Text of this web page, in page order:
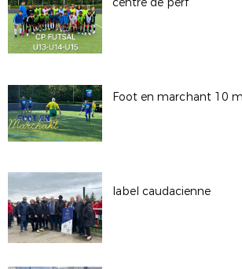
Foot en marchant 10
label caudacienne